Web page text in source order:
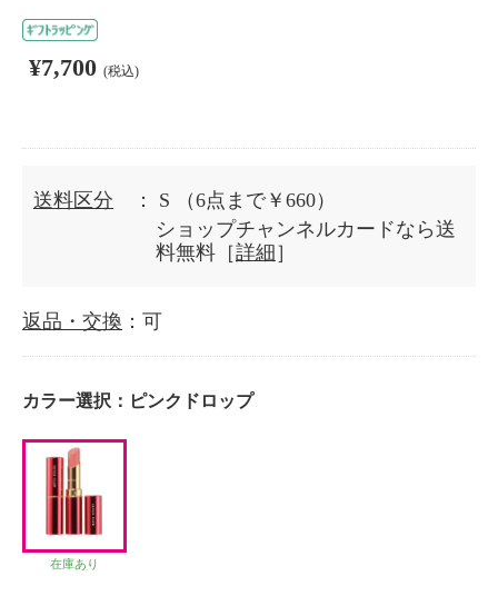
¥7,700 (税込)
送料区分 ： S
（6点まで￥660）
ショップチャンネルカードなら送
料無料［詳細 ］
返品・交換 ：可
カラー選択： ピンクドロップ
在庫あり